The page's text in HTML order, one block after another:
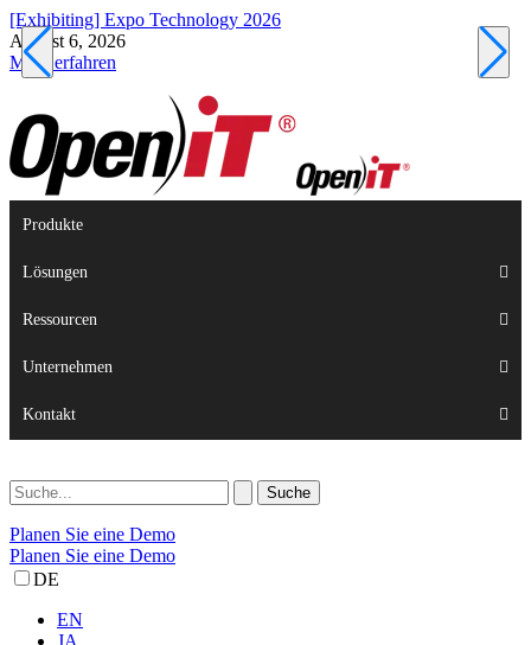
[Exhibiting] Expo Technology 2026
August 6, 2026
Mehr erfahren
Produkte
Lösungen
Ressourcen
Unternehmen
Kontakt
Planen Sie eine Demo
Planen Sie eine Demo
DE
EN
JA